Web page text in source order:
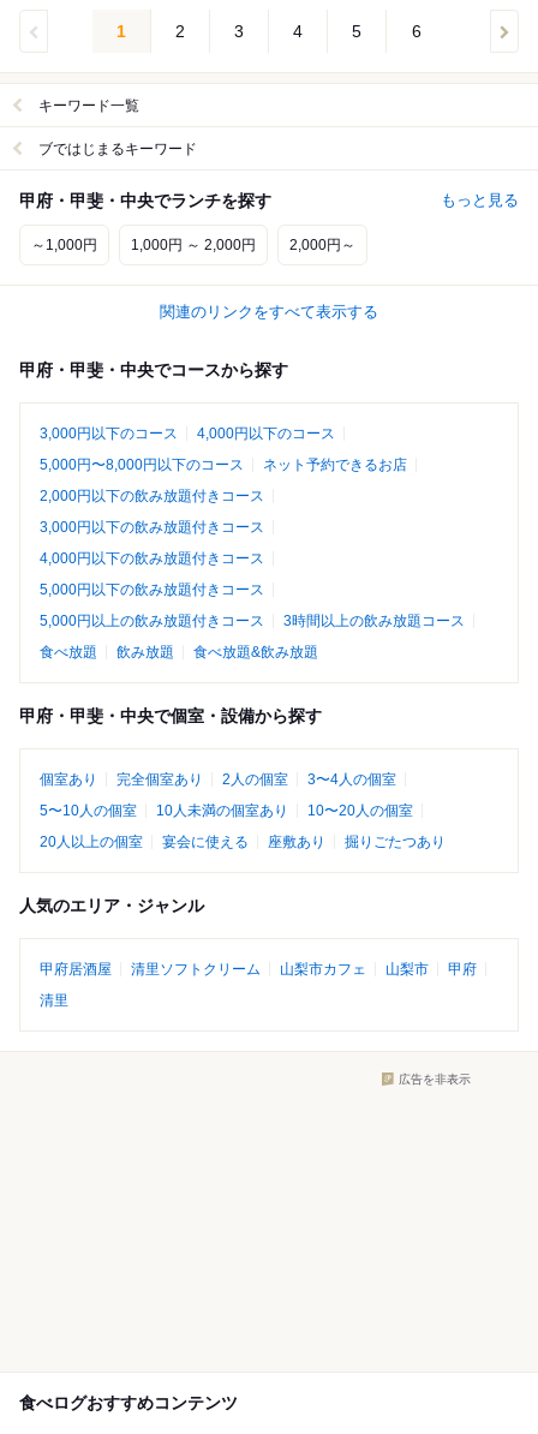
1 2 3 4 5 6
キーワード一覧
ブではじまるキーワード
甲府・甲斐・中央でランチを探す もっと見る
～1,000円 1,000円 ～ 2,000円 2,000円～
関連のリンクをすべて表示する
甲府・甲斐・中央でコースから探す
3,000円以下のコース
4,000円以下のコース
5,000円〜8,000円以下のコース
ネット予約できるお店
2,000円以下の飲み放題付きコース
3,000円以下の飲み放題付きコース
4,000円以下の飲み放題付きコース
5,000円以下の飲み放題付きコース
5,000円以上の飲み放題付きコース
3時間以上の飲み放題コース
食べ放題
飲み放題 食べ放題&飲み放題
甲府・甲斐・中央で個室・設備から探す
個室あり 完全個室あり 2人の個室
3〜4人の個室
5〜10人の個室
10人未満の個室あり
10〜20人の個室
20人以上の個室
宴会に使える 座敷あり 掘りごたつあり
人気のエリア・ジャンル
甲府居酒屋 清里ソフトクリーム 山梨市カフェ 山梨市
甲府
清里
広告を非表示
食べログおすすめコンテンツ